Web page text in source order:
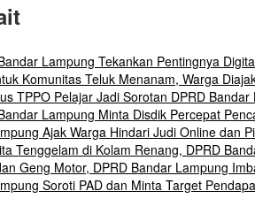
Lampung Tekankan Pentingnya
Komunitas Teluk Menanam, Warga
TPPO Pelajar Jadi Sorotan DPRD
Lampung Minta Disdik Percepat
Ajak Warga Hindari Judi Online dan
Tenggelam di Kolam Renang, DPRD
Geng Motor, DPRD Bandar Lampung
Soroti PAD dan Minta Target